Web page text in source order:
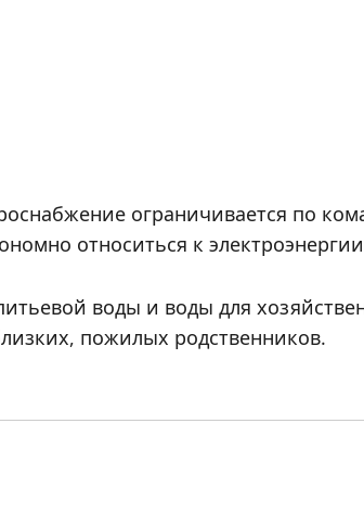
ограничивается по
относиться к
воды и воды для
пожилых родственников.